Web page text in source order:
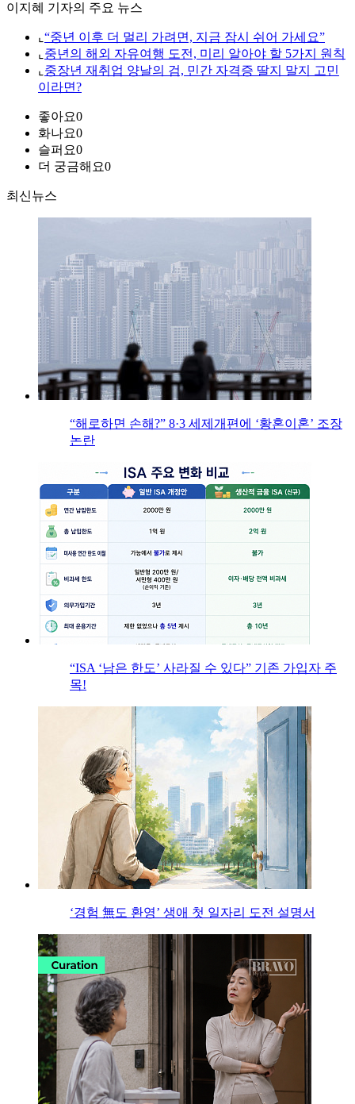
이지혜 기자의 주요 뉴스
⌞ “중년 이후 더 멀리 가려면, 지금 잠시 쉬어 가세요”
⌞ 중년의 해외 자유여행 도전, 미리 알아야 할 5가지 원칙
⌞ 중장년 재취업 양날의 검, 민간 자격증 딸지 말지 고민
이라면?
좋아요0
화나요0
슬퍼요0
더 궁금해요0
최신뉴스
“해로하면 손해?” 8·3 세제개편에 ‘황혼이혼’ 조장
논란
“ISA ‘남은 한도’ 사라질 수 있다” 기존 가입자 주
목!
‘경험 無도 환영’ 생애 첫 일자리 도전 설명서